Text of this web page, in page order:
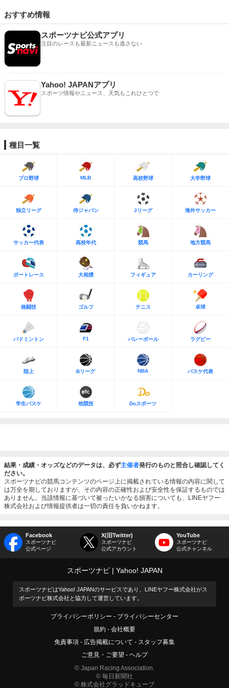
おすすめ情報
スポーツナビ公式アプリ
注目のレースも最新ニュースも逃さない
Yahoo! JAPANアプリ
スポーツ情報やニュース、天気もこれひとつで
種目一覧
プロ野球 MLB 高校野球 大学野球
独立リーグ 侍ジャパン Jリーグ 海外サッカー
サッカー代表 高校年代 競馬 地方競馬
ボートレース 大相撲 フィギュア カーリング
格闘技 ゴルフ テニス 卓球
バドミントン F1 バレーボール ラグビー
陸上 Bリーグ NBA バスケ代表
学生バスケ 他競技 Doスポーツ
結果・成績・オッズなどのデータは、必ず主催者発行のものと照合し確認してく
ださい。
スポーツナビの競馬コンテンツのページ上に掲載されている情報の内容に関して
は万全を期しておりますが、その内容の正確性および安全性を保証するものでは
ありません。当該情報に基づいて被ったいかなる損害についても、LINEヤフー
株式会社および情報提供者は一切の責任を負いかねます。
Facebook
スポーツナビ
公式ページ
X(旧Twitter)
スポーツナビ
公式アカウント
YouTube
スポーツナビ
公式チャンネル
スポーツナビ Yahoo! JAPAN
スポーツナビはYahoo! JAPANのサービスであり、LINEヤフー株式会社がス
ポーツナビ株式会社と協力して運営しています。
プライバシーポリシー
プライバシーセンター
規約
会社概要
免責事項
広告掲載について
スタッフ募集
ご意見・ご要望
ヘルプ
© Japan Racing Association.
© 毎日新聞社
© 株式会社グラッドキューブ